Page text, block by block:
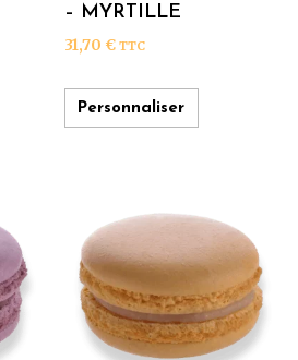
– MYRTILLE
31,70 € TTC
Personnaliser